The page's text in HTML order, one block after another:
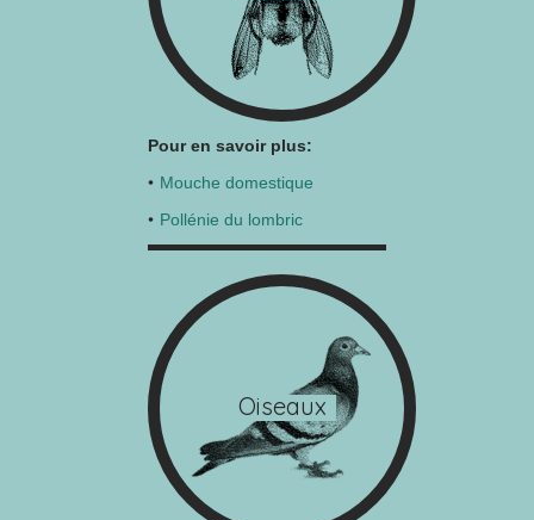
Pour en savoir plus:
Mouche domestique
Pollénie du lombric
Oiseaux